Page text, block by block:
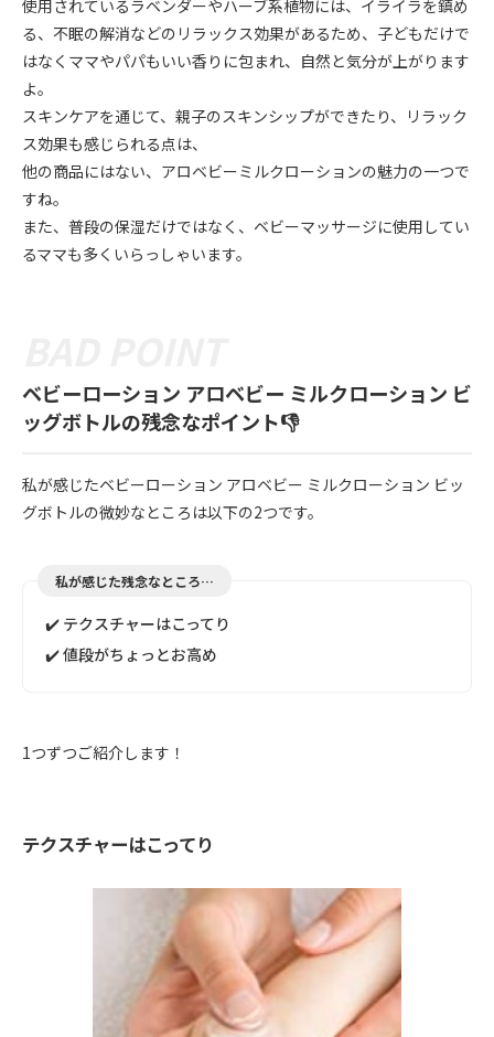
使用されているラベンダーやハーブ系植物には、イライラを鎮め
る、不眠の解消などのリラックス効果があるため、子どもだけで
はなくママやパパもいい香りに包まれ、自然と気分が上がります
よ。
スキンケアを通じて、親子のスキンシップができたり、リラック
ス効果も感じられる点は、
他の商品にはない、アロベビーミルクローションの魅力の一つで
すね。
また、普段の保湿だけではなく、ベビーマッサージに使用してい
るママも多くいらっしゃいます。
ベビーローション アロベビー ミルクローション ビ
ッグボトルの残念なポイント👎
私が感じたベビーローション アロベビー ミルクローション ビッ
グボトルの微妙なところは以下の2つです。
私が感じた残念なところ…
✔️ テクスチャーはこってり
✔️ 値段がちょっとお高め
1つずつご紹介します！
テクスチャーはこってり